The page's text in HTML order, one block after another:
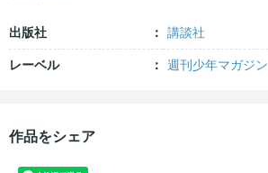
出版社 講談社
レーベル 週刊少年マガジン
作品をシェア